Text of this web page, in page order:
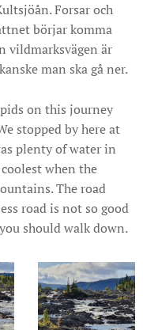
Forsar och
börjar komma
vildmarksvägen är
man ska gå ner.
on this journey
stopped by here at
plenty of water in
when the
The road
road is not so good
should walk down.